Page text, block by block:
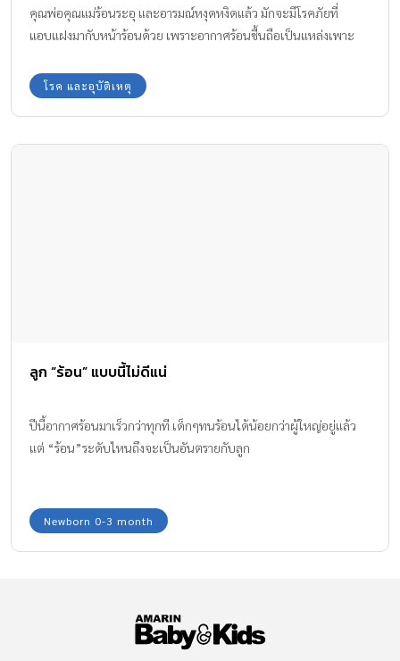
คุณพ่อคุณแม่ร้อนระอุ และอารมณ์หงุดหงิดแล้ว มักจะมีโรคภัยที่
แอบแฝงมากับหน้าร้อนด้วย เพราะอากาศร้อนชื้นถือเป็นแหล่งเพาะ
ดูแลลูกรัก ป้องกัน "โรคหน้าร้อน" กันค่ะ
โรค และอุบัติเหตุ
ลูก “ร้อน” แบบนี้ไม่ดีแน่
ปีนี้อากาศร้อนมาเร็วกว่าทุกที เด็กๆทนร้อนได้น้อยกว่าผู้ใหญ่อยู่แล้ว
แต่ “ร้อน”ระดับไหนถึงจะเป็นอันตรายกับลูก
Newborn 0-3 month